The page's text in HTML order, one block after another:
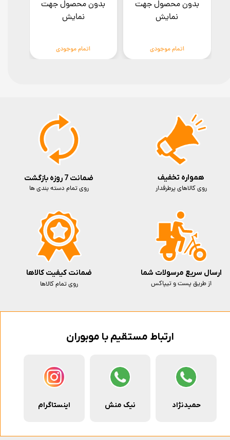
بدون محصول جهت
نمایش
اتمام موجودی
بدون محصول جهت
نمایش
اتمام موجودی
ارتباط مستقیم با موبوران
حمیدنژاد نیک منش اینستاگرام
ضمانت 7 روزه بازگشت
روی تمام دسته بندی ها
ارسال سریع مرسولات شما
از طریق پست و تیپاکس
ضمانت کیفیت کالاها
روی تمام کالاها
همواره تخفیف
روی کالاهای پرطرفدار